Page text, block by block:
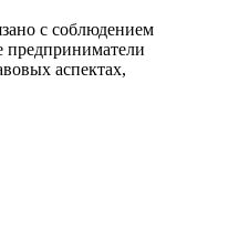
с соблюдением
предприниматели
аспектах,